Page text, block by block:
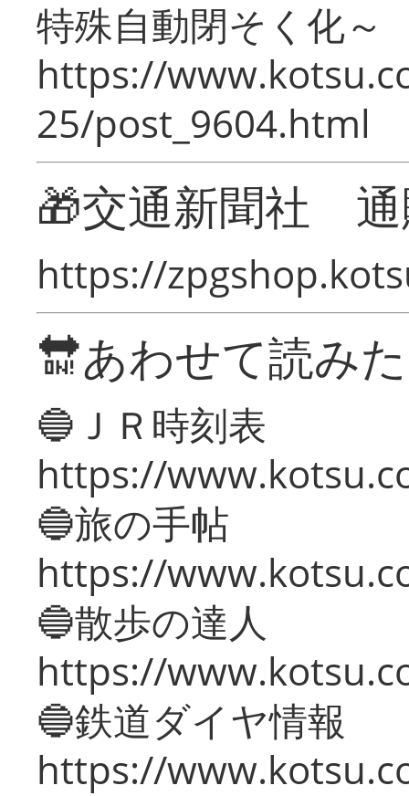
特殊自動閉そく化～
https://
25/post_9604.html
🎁交通新聞社
https://
🔛あわせて読み
🔵ＪＲ時刻表
https://
🔵旅の手帖
https://
🔵散歩の達人
https://
🔵鉄道ダイヤ情報
https://